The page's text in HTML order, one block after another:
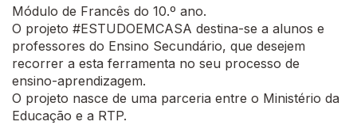
Módulo de Francês do 10.º ano.
O projeto #ESTUDOEMCASA destina-se a alunos e
professores do Ensino Secundário, que desejem
recorrer a esta ferramenta no seu processo de
ensino-aprendizagem.
O projeto nasce de uma parceria entre o Ministério da
Educação e a RTP.